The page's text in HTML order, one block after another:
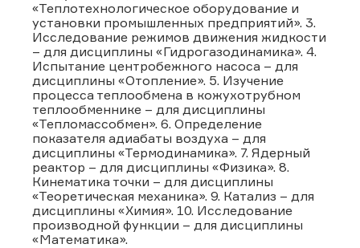
«Теплотехнологическое оборудование и
установки промышленных предприятий». 3.
Исследование режимов движения жидкости
– для дисциплины «Гидрогазодинамика». 4.
Испытание центробежного насоса – для
дисциплины «Отопление». 5. Изучение
процесса теплообмена в кожухотрубном
теплообменнике – для дисциплины
«Тепломассобмен». 6. Определение
показателя адиабаты воздуха – для
дисциплины «Термодинамика». 7. Ядерный
реактор – для дисциплины «Физика». 8.
Кинематика точки – для дисциплины
«Теоретическая механика». 9. Катализ – для
дисциплины «Химия». 10. Исследование
производной функции – для дисциплины
«Математика».